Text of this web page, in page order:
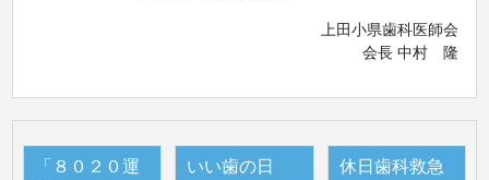
上田小県歯科医師会
会長 中村 隆
「８０２０運
いい歯の日
休日歯科救急